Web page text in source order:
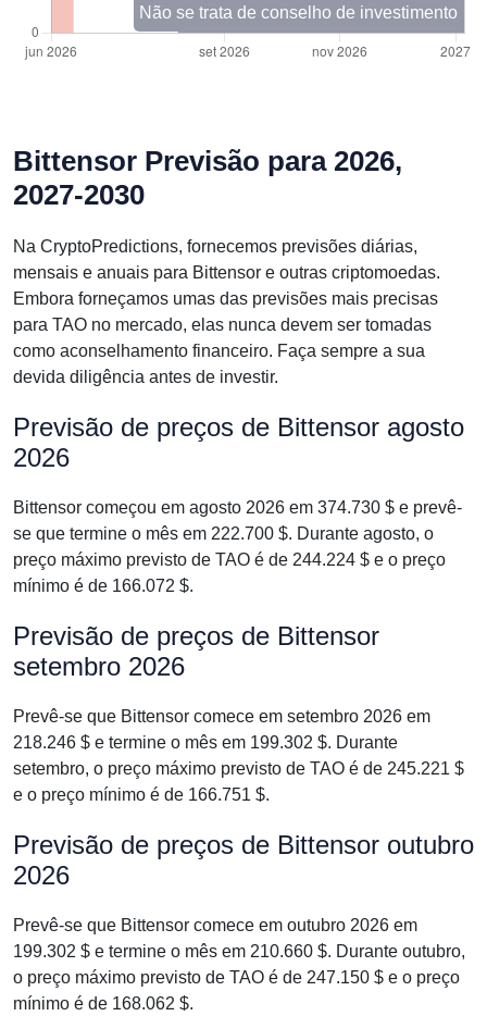
Não se trata de conselho de investimento
Bittensor Previsão para 2026,
2027-2030
Na CryptoPredictions, fornecemos previsões diárias,
mensais e anuais para Bittensor e outras criptomoedas.
Embora forneçamos umas das previsões mais precisas
para TAO no mercado, elas nunca devem ser tomadas
como aconselhamento financeiro. Faça sempre a sua
devida diligência antes de investir.
Previsão de preços de Bittensor agosto
2026
Bittensor começou em agosto 2026 em 374.730 $ e prevê-
se que termine o mês em 222.700 $. Durante agosto, o
preço máximo previsto de TAO é de 244.224 $ e o preço
mínimo é de 166.072 $.
Previsão de preços de Bittensor
setembro 2026
Prevê-se que Bittensor comece em setembro 2026 em
218.246 $ e termine o mês em 199.302 $. Durante
setembro, o preço máximo previsto de TAO é de 245.221 $
e o preço mínimo é de 166.751 $.
Previsão de preços de Bittensor outubro
2026
Prevê-se que Bittensor comece em outubro 2026 em
199.302 $ e termine o mês em 210.660 $. Durante outubro,
o preço máximo previsto de TAO é de 247.150 $ e o preço
mínimo é de 168.062 $.